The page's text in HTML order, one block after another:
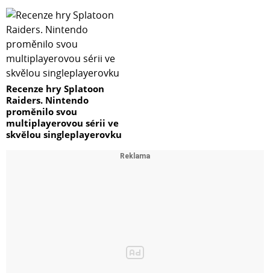
Recenze hry Splatoon
Raiders. Nintendo
proměnilo svou
multiplayerovou sérii ve
skvělou singleplayerovku